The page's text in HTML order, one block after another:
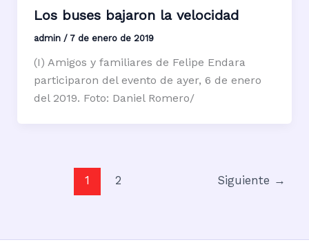
Los buses bajaron la velocidad
admin / 7 de enero de 2019
(I) Amigos y familiares de Felipe Endara
participaron del evento de ayer, 6 de enero
del 2019. Foto: Daniel Romero/
1 2 Siguiente →